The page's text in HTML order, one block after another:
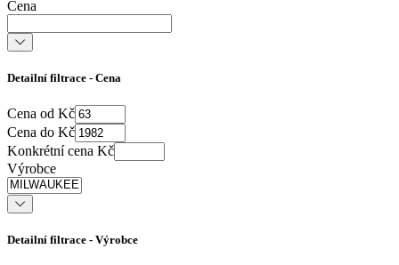
Cena
Detailní filtrace - Cena
Cena od Kč
Cena do Kč
Konkrétní cena Kč
Výrobce
Detailní filtrace - Výrobce